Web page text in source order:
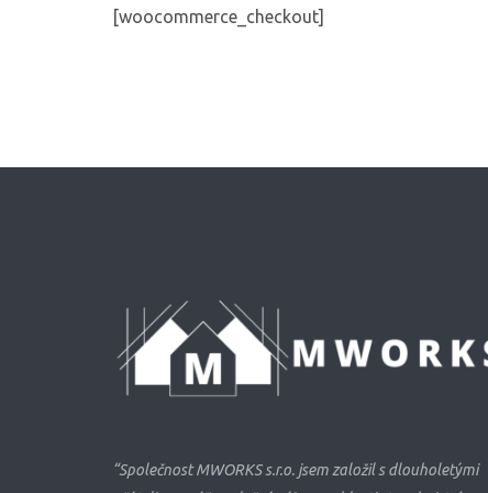
[woocommerce_checkout]
“Společnost MWORKS s.r.o. jsem založil s dlouholetými